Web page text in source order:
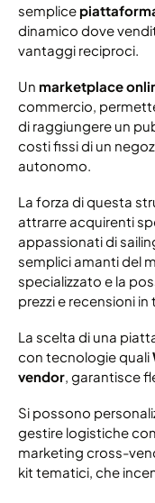
semplice
dinamico dove
vantaggi reciproci.
Un marketplace
commercio,
di raggiungere un
costi fissi di un
autonomo.
La forza di questa
attrarre acquirenti
appassionati di
semplici amanti del
specializzato e la
prezzi e recensioni in
La scelta di una
con tecnologie quali
vendor , garantisce
Si possono
gestire logistiche
marketing cross-
kit tematici, che